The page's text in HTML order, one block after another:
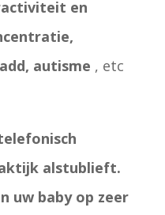
en
autisme , etc
alstublieft.
uw baby op zeer